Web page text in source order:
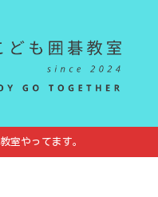
室やってます。